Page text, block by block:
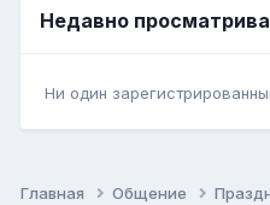
Недавно
Ни один
Главная Общение